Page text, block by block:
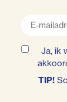
Ja, ik
TIP!